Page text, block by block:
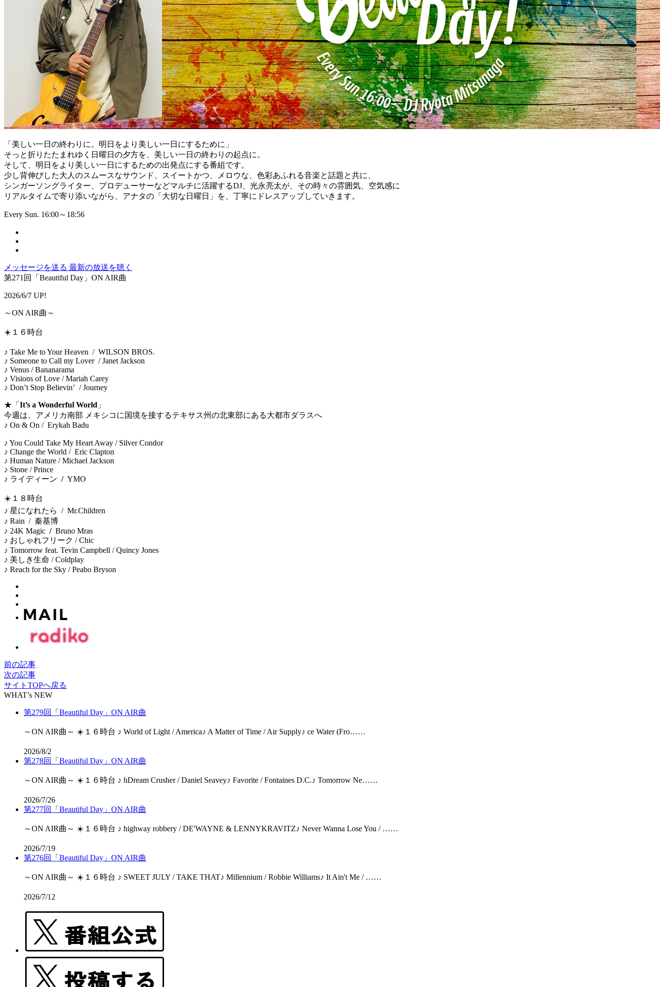
「美しい一日の終わりに。明日をより美しい一日にするために」
そっと折りたたまれゆく日曜日の夕方を、美しい一日の終わりの起点に。
そして、明日をより美しい一日にするための出発点にする番組です。
少し背伸びした大人のスムースなサウンド、スイートかつ、メロウな、色彩あふれる音楽と話題と共に、
シンガーソングライター、プロデューサーなどマルチに活躍するDJ、光永亮太が、その時々の雰囲気、空気感に
リアルタイムで寄り添いながら、アナタの「大切な日曜日」を、丁寧にドレスアップしていきます。
Every Sun. 16:00～18:56
メッセージを送る 最新の放送を聴く
第271回「Beautiful Day」ON AIR曲
2026/6/7 UP!
～ON AIR曲～
☀️１６時台
♪ Take Me to Your Heaven / WILSON BROS.
♪ Someone to Call my Lover / Janet Jackson
♪ Venus / Bananarama
♪ Visions of Love / Mariah Carey
♪ Don’t Stop Believin’ / Journey
★「 It’s a Wonderful World 」
今週は、アメリカ南部 メキシコに国境を接するテキサス州の北東部にある大都市ダラスへ
♪ On & On / Erykah Badu
♪ You Could Take My Heart Away / Silver Condor
♪ Change the World / Eric Clapton
♪ Human Nature / Michael Jackson
♪ Stone / Prince
♪ ライディーン / YMO
☀️１８時台
♪ 星になれたら / Mr.Children
♪ Rain / 秦基博
♪ 24K Magic / Bruno Mras
♪ おしゃれフリーク / Chic
♪ Tomorrow feat. Tevin Campbell / Quincy Jones
♪ 美しき生命 / Coldplay
♪ Reach for the Sky / Peabo Bryson
前の記事
次の記事
サイトTOPへ戻る
WHAT’s NEW
第279回「Beautiful Day」ON AIR曲
～ON AIR曲～ ☀️１６時台 ♪ World of Light / America♪ A Matter of Time / Air Supply♪ ce Water (Fro……
2026/8/2
第278回「Beautiful Day」ON AIR曲
～ON AIR曲～ ☀️１６時台 ♪ hDream Crusher / Daniel Seavey♪ Favorite / Fontaines D.C.♪ Tomorrow Ne……
2026/7/26
第277回「Beautiful Day」ON AIR曲
～ON AIR曲～ ☀️１６時台 ♪ highway robbery / DE'WAYNE & LENNYKRAVITZ♪ Never Wanna Lose You / ……
2026/7/19
第276回「Beautiful Day」ON AIR曲
～ON AIR曲～ ☀️１６時台 ♪ SWEET JULY / TAKE THAT♪ Millennium / Robbie Williams♪ It Ain't Me / ……
2026/7/12